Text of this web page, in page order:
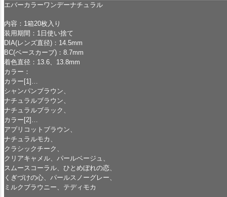
エバーカラーワンデーナチュラル
内容：1箱20枚入り
装用期間：1日使い捨て
DIA(レンズ直径)：14.5mm
BC(ベースカーブ)：8.7mm
着色直径：13.6、13.8mm
カラー：
カラー[1]…
シャンパンブラウン、
ナチュラルブラウン、
ナチュラルブラック、
カラー[2]…
アプリコットブラウン、
ナチュラルモカ、
クラシックチーク、
クリアキャメル、パールベージュ、
スムースコーラル、ひとめぼれの恋、
くぎづけの心、パールスノーグレー、
ミルクブラウニー、テディモカ